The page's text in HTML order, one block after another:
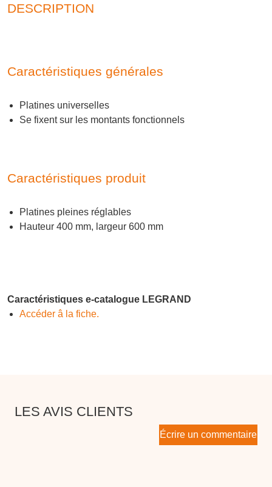
DESCRIPTION
Caractéristiques générales
Platines universelles
Se fixent sur les montants fonctionnels
Caractéristiques produit
Platines pleines réglables
Hauteur 400 mm, largeur 600 mm
Caractéristiques e-catalogue LEGRAND
Accéder â la fiche.
LES AVIS CLIENTS
Écrire un commentaire